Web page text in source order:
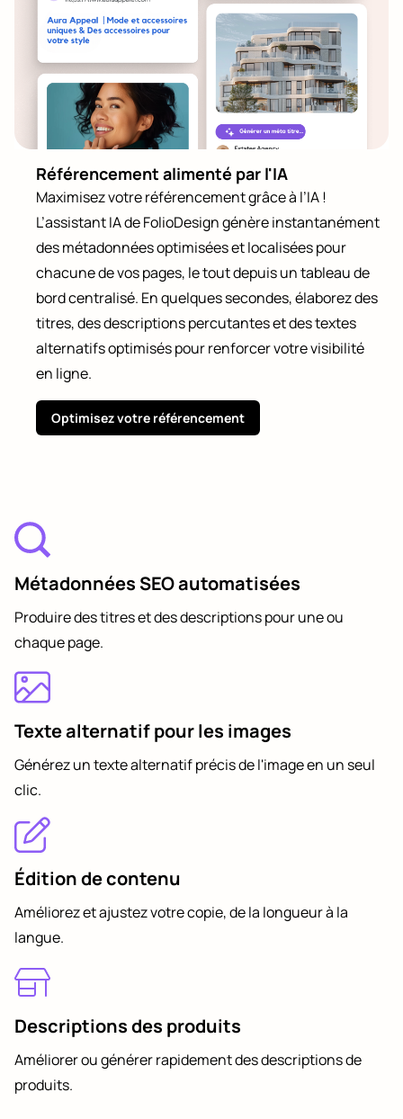
Référencement alimenté par l'IA
Maximisez votre référencement grâce à l’IA !
L’assistant IA de FolioDesign génère instantanément
des métadonnées optimisées et localisées pour
chacune de vos pages, le tout depuis un tableau de
bord centralisé. En quelques secondes, élaborez des
titres, des descriptions percutantes et des textes
alternatifs optimisés pour renforcer votre visibilité
en ligne.
Optimisez votre référencement
Métadonnées SEO automatisées
Produire des titres et des descriptions pour une ou
chaque page.
Texte alternatif pour les images
Générez un texte alternatif précis de l'image en un seul
clic.
Édition de contenu
Améliorez et ajustez votre copie, de la longueur à la
langue.
Descriptions des produits
Améliorer ou générer rapidement des descriptions de
produits.